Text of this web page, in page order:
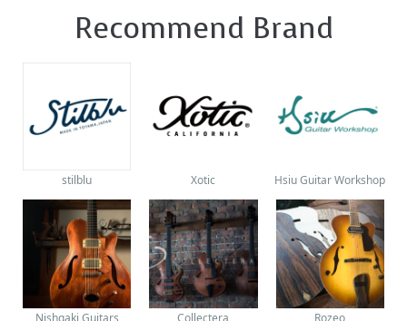
Recommend Brand
stilblu Xotic Hsiu Guitar Workshop
Nishgaki Guitars Collectera Rozeo